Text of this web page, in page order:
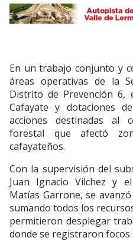
En un trabajo conjunto y
áreas operativas de la
Distrito de Prevención 6,
Cafayate y dotaciones
acciones destinadas al
forestal que afectó
cafayateños.
Con la supervisión del
Juan Ignacio Vilchez y
Matías Garrone, se
sumando todos los
permitieron desplegar
donde se registraron focos